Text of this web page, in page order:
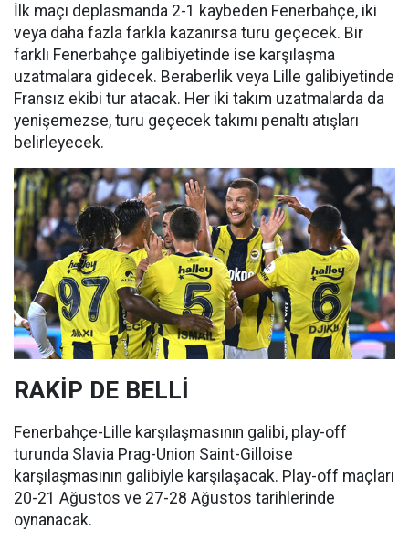
İlk maçı deplasmanda 2-1 kaybeden Fenerbahçe, iki
veya daha fazla farkla kazanırsa turu geçecek. Bir
farklı Fenerbahçe galibiyetinde ise karşılaşma
uzatmalara gidecek. Beraberlik veya Lille galibiyetinde
Fransız ekibi tur atacak. Her iki takım uzatmalarda da
yenişemezse, turu geçecek takımı penaltı atışları
belirleyecek.
RAKİP DE BELLİ
Fenerbahçe-Lille karşılaşmasının galibi, play-off
turunda Slavia Prag-Union Saint-Gilloise
karşılaşmasının galibiyle karşılaşacak. Play-off maçları
20-21 Ağustos ve 27-28 Ağustos tarihlerinde
oynanacak.